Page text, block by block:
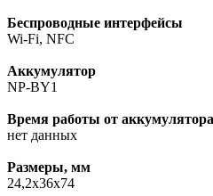
Беспроводные интерфейсы
Wi-Fi, NFC
Аккумулятор
NP-BY1
Время работы от аккумулятора
нет данных
Размеры, мм
24,2x36x74